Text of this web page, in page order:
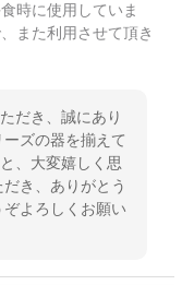
時に使用していま
また利用させて頂き
だき、誠にあり
ズの器を揃えて
、大変嬉しく思
き、ありがとう
よろしくお願い